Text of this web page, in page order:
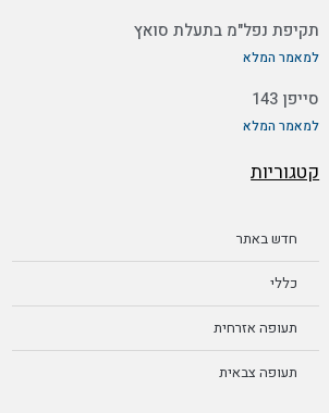
תקיפת נפל"מ בתעלת סואץ
למאמר המלא
סייפן 143
למאמר המלא
קטגוריות
חדש באתר
כללי
תעופה אזרחית
תעופה צבאית